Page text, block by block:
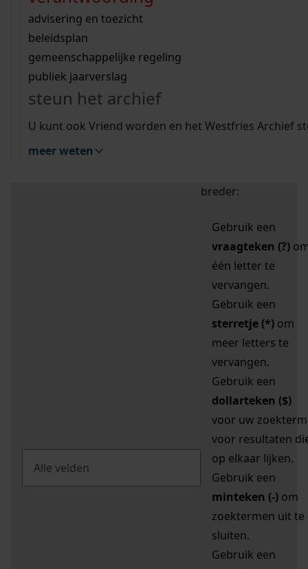
bouwvergunningen
omgevingsvergunningen
vergunningen
beeld en geluid
uitleg nodig?
Wij helpen u op weg met een aantal zoektips.
bekijk alle zoektips
Wij helpen u op weg met een aantal zoektips.
bekijk alle zoektips
bekijk ons geschiedenislokaal
advisering en toezicht
beleidsplan
gemeenschappelijke regeling
publiek jaarverslag
steun het archief
U kunt ook Vriend worden en het Westfries Archief
meer weten
zoektips
Mijn Studiezaal (inloggen)
uw zoekopdracht te
breder:
Gebruik een
vraagteken (?)
één letter te
vervangen.
Gebruik een
sterretje (*) om
meer letters te
vervangen.
Gebruik een
dollarteken ($)
voor uw zoekterm
voor resultaten
op elkaar lijken.
Gebruik een
minteken (-) om
zoektermen uit te
sluiten.
Gebruik een